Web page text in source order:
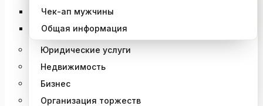
Чек-ап мужчины
Общая информация
Юридические услуги
Недвижимость
Бизнес
Организация торжеств